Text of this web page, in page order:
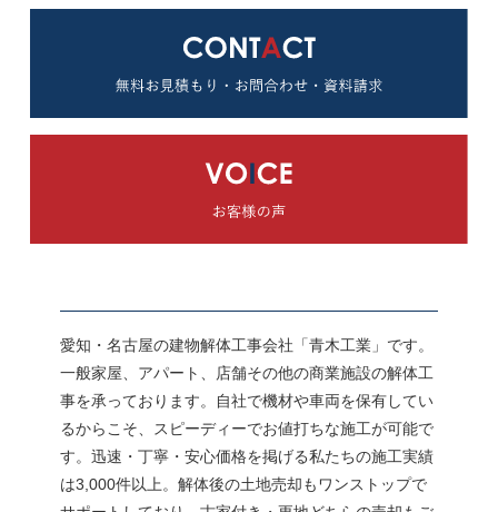
愛知・名古屋の建物解体工事会社「青木工業」です。
一般家屋、アパート、店舗その他の商業施設の解体工
事を承っております。自社で機材や車両を保有してい
るからこそ、スピーディーでお値打ちな施工が可能で
す。迅速・丁寧・安心価格を掲げる私たちの施工実績
は3,000件以上。解体後の土地売却もワンストップで